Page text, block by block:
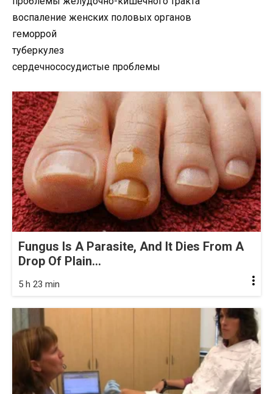
воспаление женских половых органов
геморрой
туберкулез
сердечнососудистые проблемы
Fungus Is A Parasite, And It Dies From A
Drop Of Plain...
5 h 23 min